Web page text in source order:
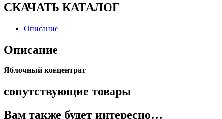
СКАЧАТЬ КАТАЛОГ
Описание
Описание
Яблочный концентрат
сопутствующие товары
Вам также будет интересно…